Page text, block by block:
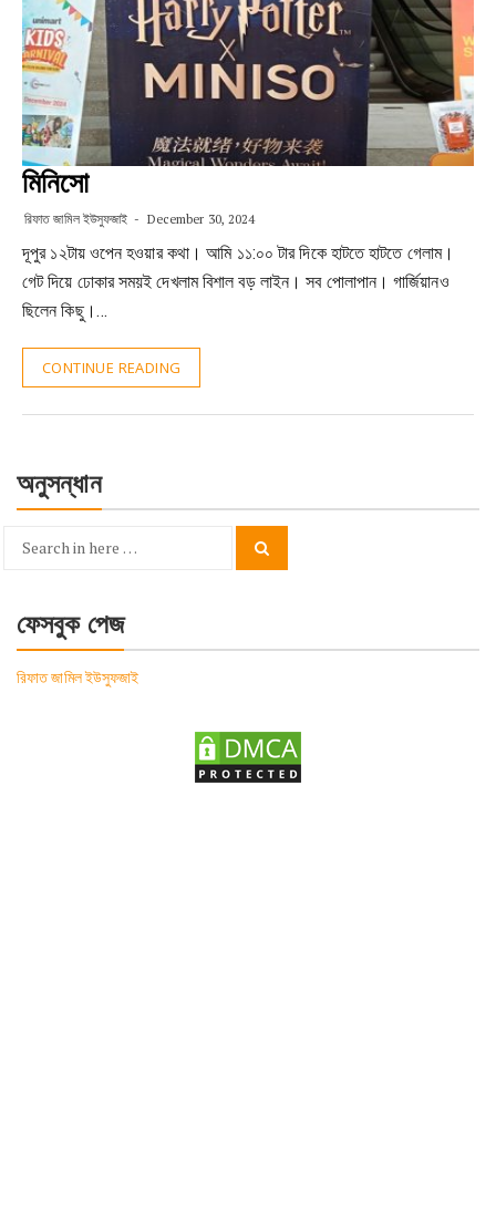
মিনিসো
রিফাত জামিল ইউসুফজাই December 30, 2024
দূপুর ১২টায় ওপেন হওয়ার কথা। আমি ১১:০০ টার দিকে হাটতে হাটতে গেলাম।
গেট দিয়ে ঢোকার সময়ই দেখলাম বিশাল বড় লাইন। সব পোলাপান। গার্জিয়ানও
ছিলেন কিছু।…
CONTINUE READING
অনুসন্ধান
Search
ফেসবুক পেজ
রিফাত জামিল ইউসুফজাই